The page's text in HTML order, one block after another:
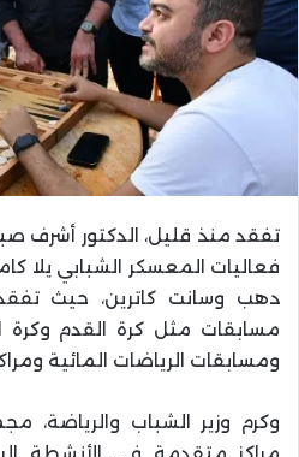
تفقد منذ قليل، الدكتور أشرف
دهب وسانت كاترين، حيث
مسابقات مثل كرة القدم وكرة
ومسابقات الرياضات المائية
وكرم وزير الشباب والرياضة،